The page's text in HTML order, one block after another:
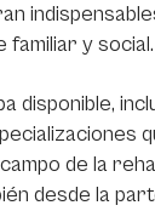
familiar y social.
disponible,
de la
desde la